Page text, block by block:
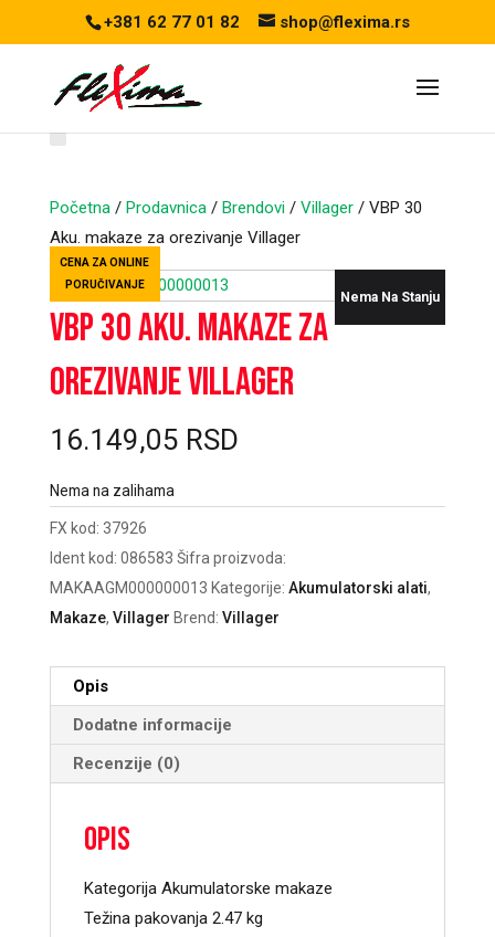
+381 62 77 01 82 shop@flexima.rs
Početna/ Prodavnica/ Brendovi/ Villager/ VBP 30
Aku. makaze za orezivanje Villager
CENA ZA ONLINE
PORUČIVANJE
Nema Na Stanju
VBP 30 Aku. makaze za
orezivanje Villager
16.149,05 RSD
Nema na zalihama
FX kod: 37926
Ident kod: 086583 Šifra proizvoda:
MAKAAGM000000013 Kategorije: Akumulatorski alati,
Makaze, Villager Brend: Villager
Opis
Dodatne informacije
Recenzije (0)
Opis
Kategorija Akumulatorske makaze
Težina pakovanja 2.47 kg